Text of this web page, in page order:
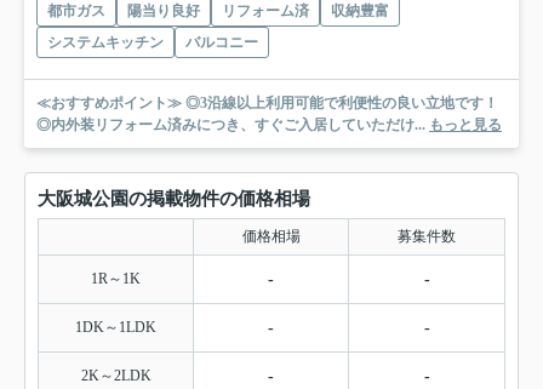
都市ガス 陽当り良好 リフォーム済
収納豊富
システムキッチン
バルコニー
≪おすすめポイント≫ ◎3沿線以上利用可能で利便性の良い立地です！
◎内外装リフォーム済みにつき、すぐご入居していただけ... もっと見る
大阪城公園の掲載物件の価格相場
価格相場 募集件数
1R～1K - -
1DK～1LDK - -
2K～2LDK - -